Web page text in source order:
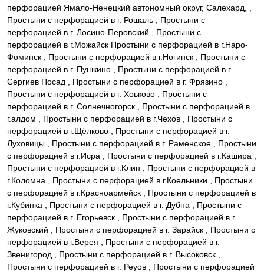
перфорацией Ямало-Ненецкий автономный округ, Салехард, ,
Простыни с перфорацией в г. Рошаль , Простыни с
перфорацией в г. Лосино-Перовский , Простыни с
перфорацией в г.Можайск Простыни с перфорацией в г.Наро-
Фоминск , Простыни с перфорацией в г.Ногинск , Простыни с
перфорацией в г. Пушкино , Простыни с перфорацией в г.
Сергиев Посад , Простыни с перфорацией в г. Фрязино ,
Простыни с перфорацией в г. Хоьково , Простыни с
перфорацией в г. Солнечногорск , Простыни с перфорацией в
г.алдом , Простыни с перфорацией в г.Чехов , Простыни с
перфорацией в г.Щёлково , Простыни с перфорацией в г.
Луховицы , Простыни с перфорацией в г. Раменское , Простыни
с перфорацией в г.Исра , Простыни с перфорацией в г.Кашира ,
Простыни с перфорацией в г.Клин , Простыни с перфорацией в
г.Коломна , Простыни с перфорацией в г.Коельники , Простыни
с перфорацией в г.Красноармейск , Простыни с перфорацией в
г.Кубинка , Простыни с перфорацией в г. Дубна , Простыни с
перфорацией в г. Егорьевск , Простыни с перфорацией в г.
Жуковский , Простыни с перфорацией в г. Зарайск , Простыни с
перфорацией в г.Верея , Простыни с перфорацией в г.
Звенигород , Простыни с перфорацией в г. Высоковск ,
Простыни с перфорацией в г. Реуов , Простыни с перфорацией